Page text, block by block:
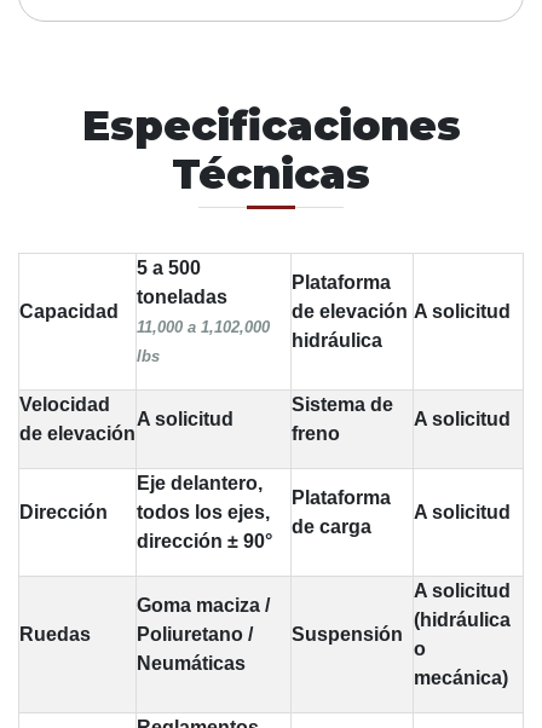
Especificaciones
Técnicas
Capacidad
5 a 500
toneladas
11,000 a 1,102,000
lbs
Plataforma
de elevación
hidráulica
A solicitud
Velocidad
de elevación
A solicitud
Sistema de
freno
A solicitud
Dirección
Eje delantero,
todos los ejes,
dirección ± 90°
Plataforma
de carga
A solicitud
Ruedas
Goma maciza /
Poliuretano /
Neumáticas
Suspensión
A solicitud
(hidráulica
o
mecánica)